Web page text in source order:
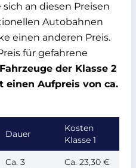
an diesen Preisen
Autobahnen
einen anderen Preis.
für gefahrene
Fahrzeuge der Klasse 2
einen Aufpreis von ca.
Dauer
Kosten
Klasse 1
Ca. 3
Ca. 23,30 €